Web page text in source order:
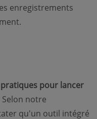
enregistrements
pour lancer
Selon notre
qu'un outil intégré